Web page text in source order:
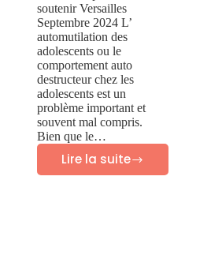
soutenir Versailles
Septembre 2024 L’
automutilation des
adolescents ou le
comportement auto
destructeur chez les
adolescents est un
problème important et
souvent mal compris.
Bien que le…
Lire la suite
Automutilation